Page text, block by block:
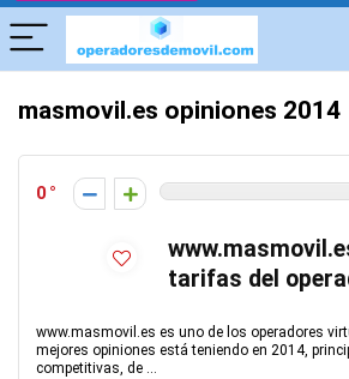
masmovil.es opiniones 2014
0
tarifas del
www.masmovil.es es uno de los operadores
mejores opiniones está teniendo en 2014,
competitivas, de ...